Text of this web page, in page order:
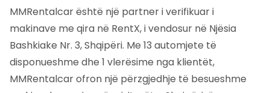
MMRentalcar është një partner i verifikuar i
makinave me qira në RentX, i vendosur në Njësia
Bashkiake Nr. 3, Shqipëri. Me 13 automjete të
disponueshme dhe 1 vlerësime nga klientët,
MMRentalcar ofron një përzgjedhje të besueshme